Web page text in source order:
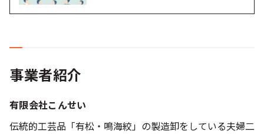
事業者紹介
有限会社こんせい
伝統的工芸品「有松・鳴海絞」​の製造卸をしている夫婦二